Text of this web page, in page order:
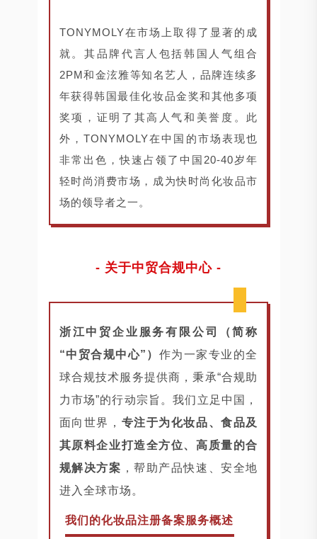
TONYMOLY在市场上取得了显著的成
就。其品牌代言人包括韩国人气组合
2PM和金泫雅等知名艺人，品牌连续多
年获得韩国最佳化妆品金奖和其他多项
奖项，证明了其高人气和美誉度。此
外，TONYMOLY在中国的市场表现也
非常出色，快速占领了中国20-40岁年
轻时尚消费市场，成为快时尚化妆品市
场的领导者之一。
- 关于中贸合规中心 -
浙江中贸企业服务有限公司（简称
“中贸合规中心”） 作为一家专业的全
球合规技术服务提供商，秉承“合规助
力市场”的行动宗旨。我们立足中国，
面向世界， 专注于为化妆品、食品及
其原料企业打造全方位、高质量的合
规解决方案 ，帮助产品快速、安全地
进入全球市场。
我们的化妆品注册备案服务概述